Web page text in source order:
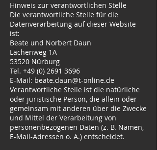
Hinweis zur verantwortlichen Stelle
Die verantwortliche Stelle für die
Datenverarbeitung auf dieser Website
ist:
Beate und Norbert Daun
Lächenweg 1A
53520 Nürburg
Tel. +49 (0) 2691 3696
E-Mail: beate.daun@t-online.de
Verantwortliche Stelle ist die natürliche
oder juristische Person, die allein oder
gemeinsam mit anderen über die Zwecke
und Mittel der Verarbeitung von
personenbezogenen Daten (z. B. Namen,
E-Mail-Adressen o. Ä.) entscheidet.